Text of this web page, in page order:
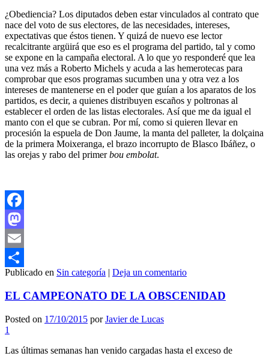
¿Obediencia? Los diputados deben estar vinculados al contrato que
nace del voto de sus electores, de las necesidades, intereses,
expectativas que éstos tienen. Y quizá de nuevo ese lector
recalcitrante argüirá que eso es el programa del partido, tal y como
se expone en la campaña electoral. A lo que yo responderé que lea
una vez más a Roberto Michels y acuda a las hemerotecas para
comprobar que esos programas sucumben una y otra vez a los
intereses de mantenerse en el poder que guían a los aparatos de los
partidos, es decir, a quienes distribuyen escaños y poltronas al
establecer el orden de las listas electorales. Así que me da igual el
manto con el que se cubran. Por mí, como si quieren llevar en
procesión la espuela de Don Jaume, la manta del palleter, la dolçaina
de la primera Moixeranga, el brazo incorrupto de Blasco Ibáñez, o
las orejas y rabo del primerbou embolat.
Facebook
Mastodon
Email
Compartir
Publicado en Sin categoría | Deja un comentario
EL CAMPEONATO DE LA OBSCENIDAD
Posted on 17/10/2015 porJavier de Lucas
1
Las últimas semanas han venido cargadas hasta el exceso de